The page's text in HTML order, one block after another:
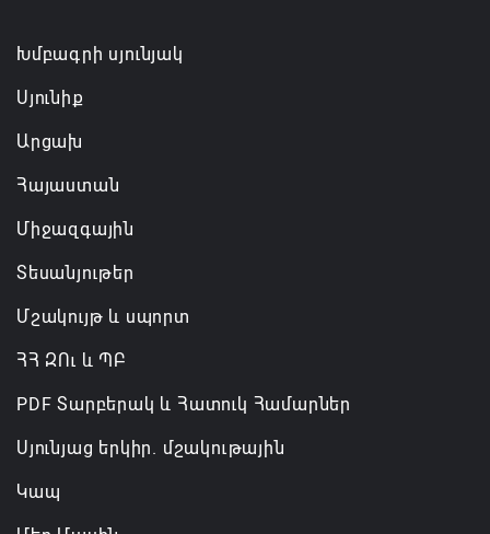
Խմբագրի սյունյակ
Սյունիք
Արցախ
Հայաստան
Միջազգային
Տեսանյութեր
Մշակույթ և սպորտ
ՀՀ ԶՈւ և ՊԲ
PDF Տարբերակ և Հատուկ Համարներ
Սյունյաց երկիր. մշակութային
Կապ